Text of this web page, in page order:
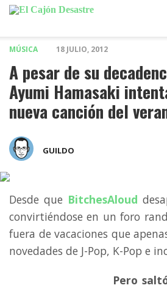
MÚSICA 18 JULIO, 2012
A pesar de su
Ayumi Hamasaki
nueva canción del
GUILDO
Desde que BitchesAloud
convirtiéndose en un foro
fuera de vacaciones que
novedades de J-Pop, K-Pop e
Pero